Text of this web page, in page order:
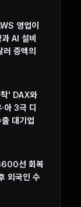
영업이
AI 설비
증액의
' DAX와
아 3극 디
대기업
선 회복
외국인 수